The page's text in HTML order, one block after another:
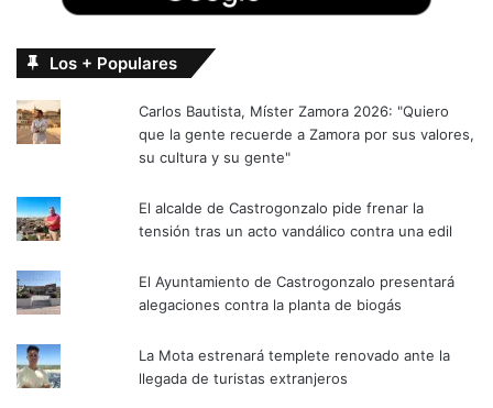
Los + Populares
Carlos Bautista, Míster Zamora 2026: "Quiero
que la gente recuerde a Zamora por sus valores,
su cultura y su gente"
El alcalde de Castrogonzalo pide frenar la
tensión tras un acto vandálico contra una edil
El Ayuntamiento de Castrogonzalo presentará
alegaciones contra la planta de biogás
La Mota estrenará templete renovado ante la
llegada de turistas extranjeros